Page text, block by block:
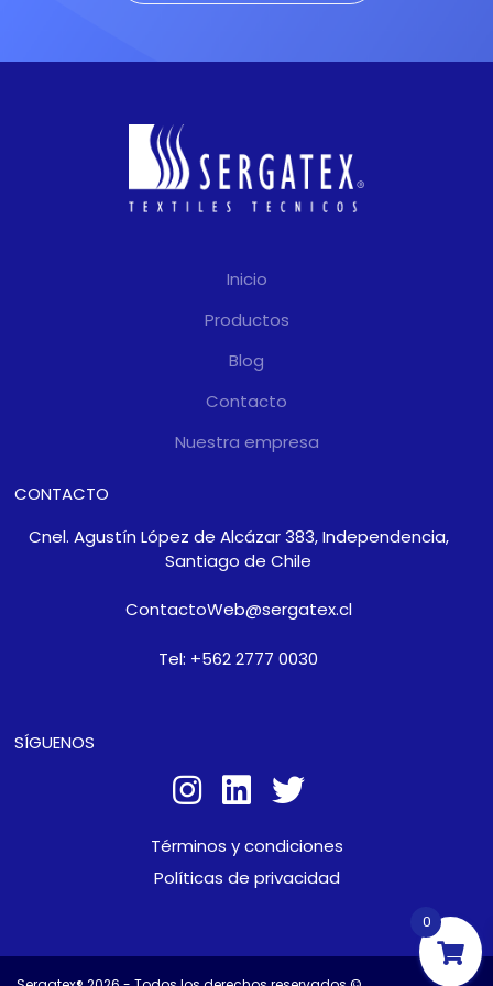
resistencia a la
Garantía formal de 5
años
Inicio
Productos
Blog
Contacto
Nuestra empresa
CONTACTO
Cnel. Agustín López de Alcázar 383, Independencia,
Santiago de Chile
ContactoWeb@sergatex.cl
Tel: +562 2777 0030
SÍGUENOS
Términos y condiciones
Políticas de privacidad
0